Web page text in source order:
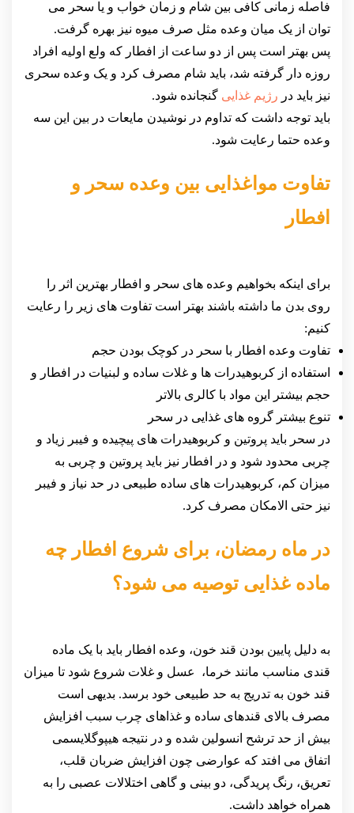
فاصله زمانی کافی بین شام و زمان خواب و یا سحر می
توان از یک میان وعده مثل صرف میوه نیز بهره گرفت.
پس بهتر است پس از دو ساعت از افطار که ولع اولیه افراد
روزه دار گرفته شد، باید شام مصرف کرد و یک وعده سحری
نیز باید در رژیم غذایی گنجانده شود.
باید توجه داشت که تداوم در نوشیدن مایعات در بین این سه
وعده حتما رعایت شود.
تفاوت مواغذایی بین وعده سحر و
افطار
برای اینکه بخواهیم وعده های سحر و افطار بهترین اثر را
روی بدن ما داشته باشند بهتر است تفاوت های زیر را رعایت
کنیم:
تفاوت وعده افطار با سحر در کوچک بودن حجم
استفاده از کربوهیدرات ها و غلات ساده و لبنیات در افطار و
حجم بیشتر این مواد با کالری بالاتر
تنوع بیشتر گروه های غذایی در سحر
در سحر باید پروتین و کربوهیدرات های پیچیده و فیبر زیاد و
چربی محدود شود و در افطار نیز باید پروتین و چربی به
میزان کم، کربوهیدرات های ساده طبیعی در حد نیاز و فیبر
نیز حتی الامکان مصرف کرد.
در ماه رمضان، برای شروع افطار چه
ماده غذایی توصیه می شود؟
به دلیل پایین بودن قند خون، وعده افطار باید با یک ماده
قندی مناسب مانند خرما، عسل و غلات شروع شود تا میزان
قند خون به تدریج به حد طبیعی خود برسد. بدیهی است
مصرف بالای قندهای ساده و غذاهای چرب سبب افزایش
بیش از حد ترشح انسولین شده و در نتیجه هیپوگلایسمی
اتفاق می افتد که عوارضی چون افزایش ضربان قلب،
تعریق، رنگ پریدگی، دو بینی و گاهی اختلالات عصبی را به
همراه خواهد داشت.